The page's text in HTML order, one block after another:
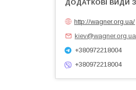
http://wagner.org.ua/
kiev@wagner.org.ua
+380972218004
+380972218004